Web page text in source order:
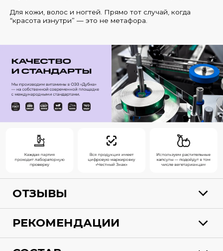
Для кожи, волос и ногтей. Прямо тот случай, когда
“красота изнутри” — это не метафора.
ОТЗЫВЫ
РЕКОМЕНДАЦИИ